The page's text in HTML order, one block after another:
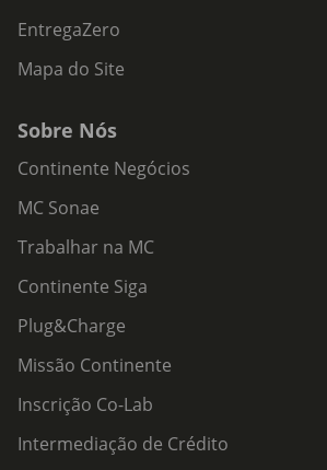
EntregaZero
Mapa do Site
Sobre Nós
Continente Negócios
MC Sonae
Trabalhar na MC
Continente Siga
Plug&Charge
Missão Continente
Inscrição Co-Lab
Intermediação de Crédito